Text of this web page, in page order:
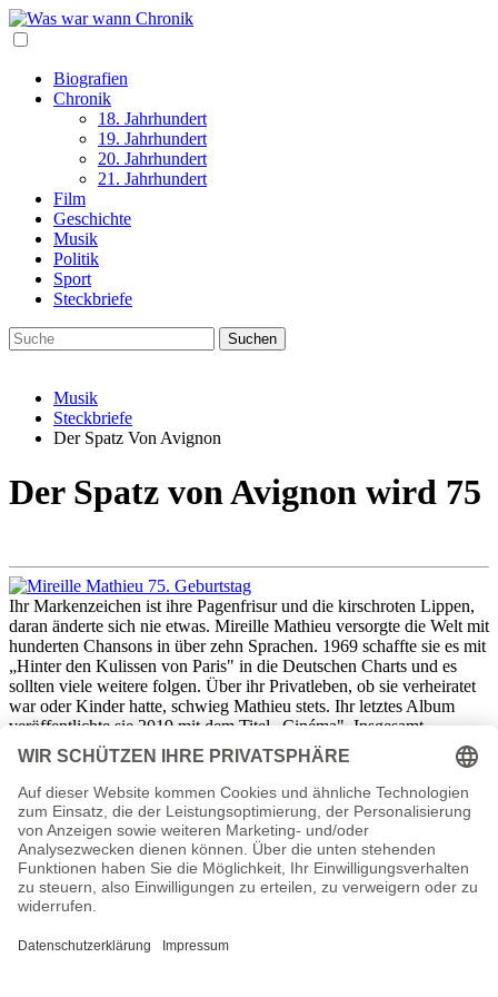
Biografien
Chronik
18. Jahrhundert
19. Jahrhundert
20. Jahrhundert
21. Jahrhundert
Film
Geschichte
Musik
Politik
Sport
Steckbriefe
Musik
Steckbriefe
Der Spatz Von Avignon
Der Spatz von Avignon wird 75
Ihr Markenzeichen ist ihre Pagenfrisur und die kirschroten Lippen,
daran änderte sich nie etwas. Mireille Mathieu versorgte die Welt mit
hunderten Chansons in über zehn Sprachen. 1969 schaffte sie es mit
„Hinter den Kulissen von Paris" in die Deutschen Charts und es
sollten viele weitere folgen. Über ihr Privatleben, ob sie verheiratet
war oder Kinder hatte, schwieg Mathieu stets. Ihr letztes Album
veröffentlichte sie 2019 mit dem Titel „Cinéma". Insgesamt
verkaufte die französische Sängerin 190 Millionen Tonträger. Die
Trägerin des Bundesverdienstkreuzes feiert am 22. Juli 2021 ihren
75. Geburtstag.
Mireille Mathieu Seiten, Herkunft,
verheiratet, Kinder, Kurzbio etc.